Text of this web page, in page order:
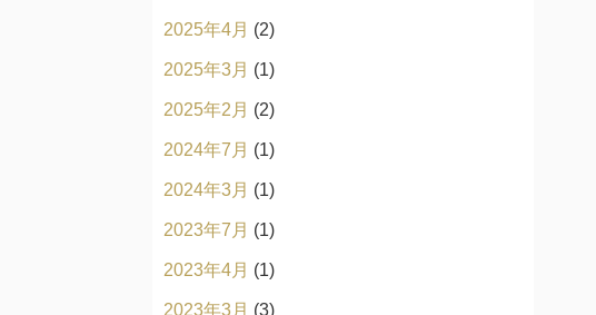
2025年4月 (2)
2025年3月 (1)
2025年2月 (2)
2024年7月 (1)
2024年3月 (1)
2023年7月 (1)
2023年4月 (1)
2023年3月 (3)